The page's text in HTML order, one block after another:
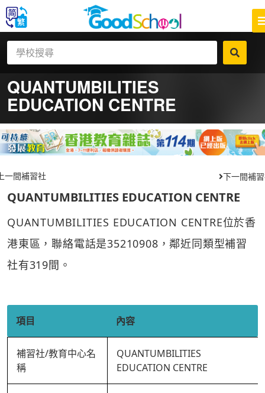
QUANTUMBILITIES
EDUCATION CENTRE
一間補習社 下一間補
QUANTUMBILITIES EDUCATION CENTRE
QUANTUMBILITIES EDUCATION CENTRE位於香
港東區，聯絡電話是35210908，鄰近同類型補習
社有319間。
項目 內容
補習社/教育中心名
稱
QUANTUMBILITIES
EDUCATION CENTRE